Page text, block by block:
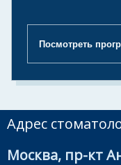
Посмотреть
Адрес
Москва, пр-кт